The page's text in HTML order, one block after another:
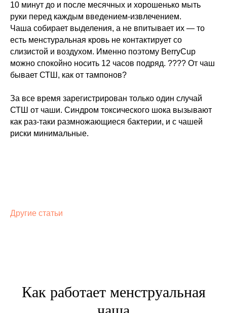
10 минут до и после месячных и хорошенько мыть
руки перед каждым введением-извлечением.
Чаша собирает выделения, а не впитывает их — то
есть менстуральная кровь не контактирует со
слизистой и воздухом. Именно поэтому BerryCup
можно спокойно носить 12 часов подряд. ???? От чаш
бывает СТШ, как от тампонов?
За все время зарегистрирован только один случай
СТШ от чаши. Синдром токсического шока вызывают
как раз-таки размножающиеся бактерии, и с чашей
риски минимальные.
Другие статьи
Как работает менструальная